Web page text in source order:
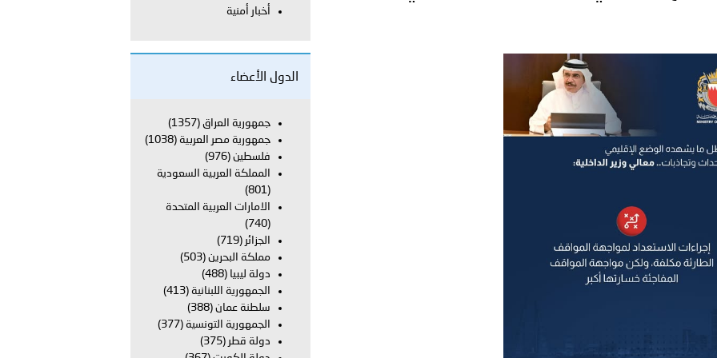
في المجالات الأكاديمية والتدريبية، والتوعية والإرشاد المجتمعي..
الإمارات ـ 1448/02/22هـ ــ الموافق 2026/08/05 م - شرطة أبوظبي تحذر من زيادة عدد الركاب في المركبات حفاظًا على سلامة
الإمارات ـ 1448/02/22هـ ــ الموافق 2026/08/05 م - شرطة أبوظبي تطلع وفد الشرطة الإيطالية على منظومتي التأهيل الشرطي
الإمارات ـ 1448/02/22هـ ــ الموافق 2026/08/05 م - شرطة أبوظبي تنظم حملة للتبرع بالدم في منطقة الظفرة تعزيزا للمسؤولية
الكويت ـ 1448/02/22هـ ــ الموافق 2026/08/05 م - بمناسبة صدور المرسومين الأميريين معالي النائب الأول لرئيس مجلس الوزراء
أخبار أمنية
الدول الأعضاء
جمهورية العراق (1357)
جمهورية مصر العربية (1038)
فلسطين(976)
المملكة العربية السعودية
(801)
الامارات العربية المتحدة
(740)
الجزائر (719)
مملكة البحرين (503)
دولة ليبيا (488)
الجمهورية اللبنانية (413)
سلطنة عمان (388)
الجمهورية التونسية (377)
دولة قطر (375)